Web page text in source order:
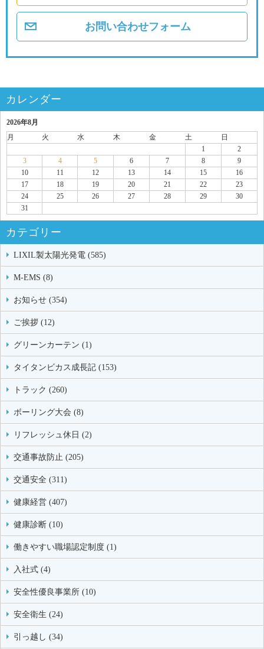
お問い合わせフォーム
カレンダー
2026年8月
月
火 水 木 金 土
日
1
2
3
4 5 6 7 8
9
10
11 12 13 14 15
16
17
18 19 20 21 22
23
24
25 26 27 28 29
30
31
カテゴリー
LIXIL製太陽光発電 (585)
M-EMS (8)
お知らせ (354)
ご挨拶 (12)
グリーンカーテン (1)
タイタンビカス成長記 (153)
トラック (260)
ボーリング大会 (8)
リフレッシュ休日 (2)
交通事故防止 (205)
交通安全 (311)
健康経営 (407)
健康診断 (10)
働きやすい職場認定制度 (1)
入社式 (4)
安全性優良事業所 (10)
安全衛生 (24)
引っ越し (34)